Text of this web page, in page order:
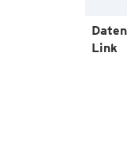
Link